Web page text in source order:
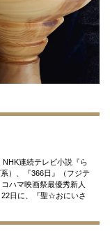
連続テレビ小説『ら
）、『366日』（フジテ
ハマ映画祭最優秀新人
日に、『聖☆おにいさ